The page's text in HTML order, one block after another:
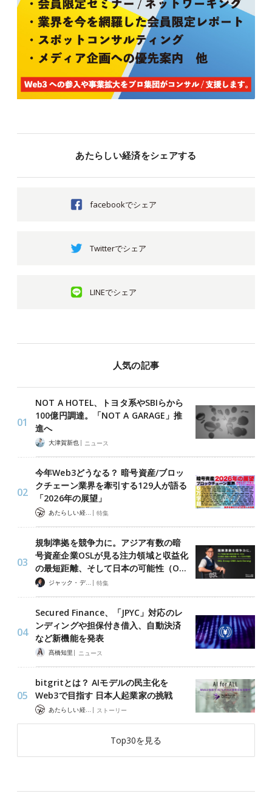
あたらしい経済をシェアする
facebookでシェア
Twitterでシェア
LINEでシェア
人気の記事
NOT A HOTEL、トヨタ系やSBIらから
100億円調達。「NOT A GARAGE」推
進へ
大津賀新也 | ニュース
今年Web3どうなる？ 暗号資産/ブロッ
クチェーン業界を牽引する129人が語る
「2026年の展望」
あたらしい経済 編集部 | 特集
規制準拠を競争力に。アジア有数の暗
号資産企業OSLが見る注力領域と収益化
の最短距離、そして日本の可能性（O…
ジャック・デロン（Jack Derong） | 特集
Secured Finance、「JPYC」対応のレ
ンディングや担保付き借入、自動決済
など新機能を発表
髙橋知里 | ニュース
bitgritとは？ AIモデルの民主化を
Web3で目指す 日本人起業家の挑戦
あたらしい経済 編集部 | ストーリー
Top30を見る